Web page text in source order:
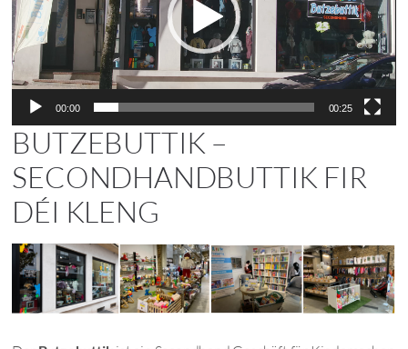
00:00 00:25
BUTZEBUTTIK –
SECONDHANDBUTTIK FIR
DÉI KLENG